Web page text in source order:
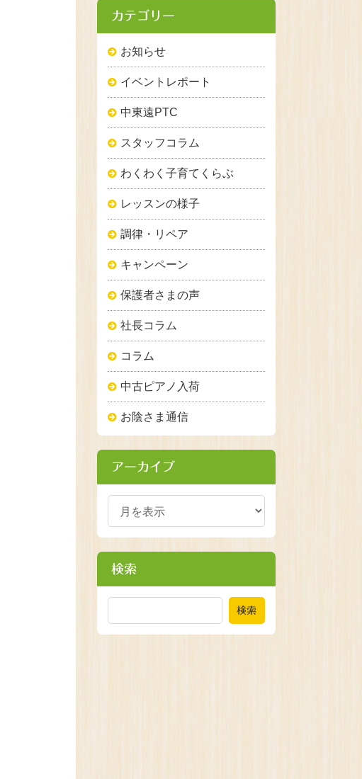
カテゴリー
お知らせ
イベントレポート
中東遠PTC
スタッフコラム
わくわく子育てくらぶ
レッスンの様子
調律・リペア
キャンペーン
保護者さまの声
社長コラム
コラム
中古ピアノ入荷
お陰さま通信
アーカイブ
検索
検索